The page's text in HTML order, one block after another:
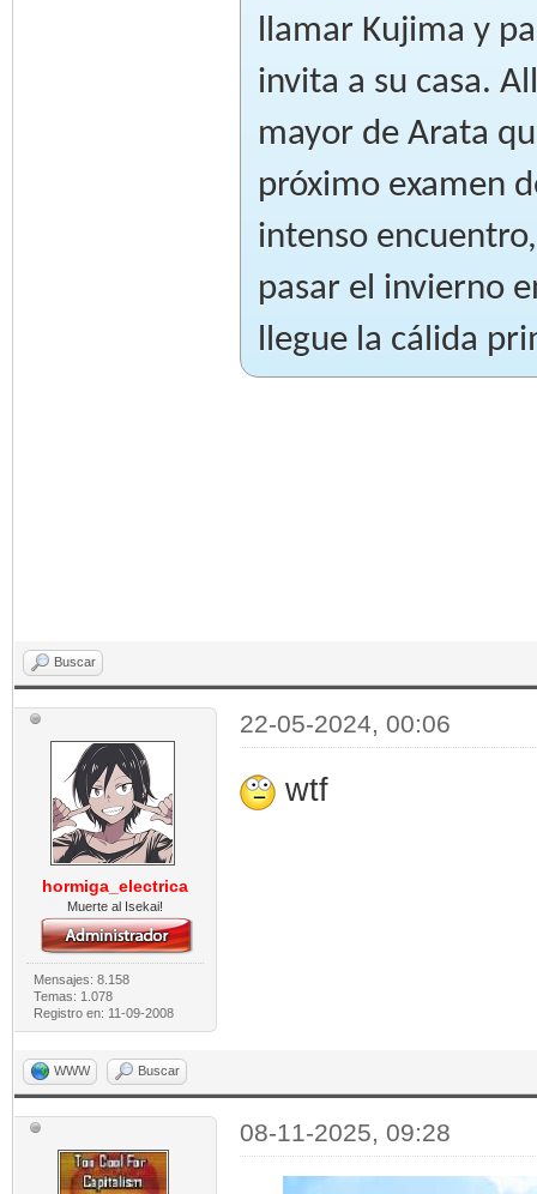
llamar Kujima y
invita a su casa.
mayor de Arata
próximo examen
intenso
pasar el invierno
llegue la cálida
Buscar
hormiga_electrica
Muerte al Isekai!
Mensajes: 8.158
Temas: 1.078
Registro en: 11-09-2008
22-05-2024, 00:06
wtf
WWW Buscar
08-11-2025, 09:28